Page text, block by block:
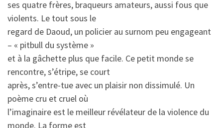
ses quatre frères, braqueurs amateurs, aussi fous que
violents. Le tout sous le
regard de Daoud, un policier au surnom peu engageant
– « pitbull du système »
et à la gâchette plus que facile. Ce petit monde se
rencontre, s’étripe, se court
après, s’entre-tue avec un plaisir non dissimulé. Un
poème cru et cruel où
l’imaginaire est le meilleur révélateur de la violence du
monde. La forme est